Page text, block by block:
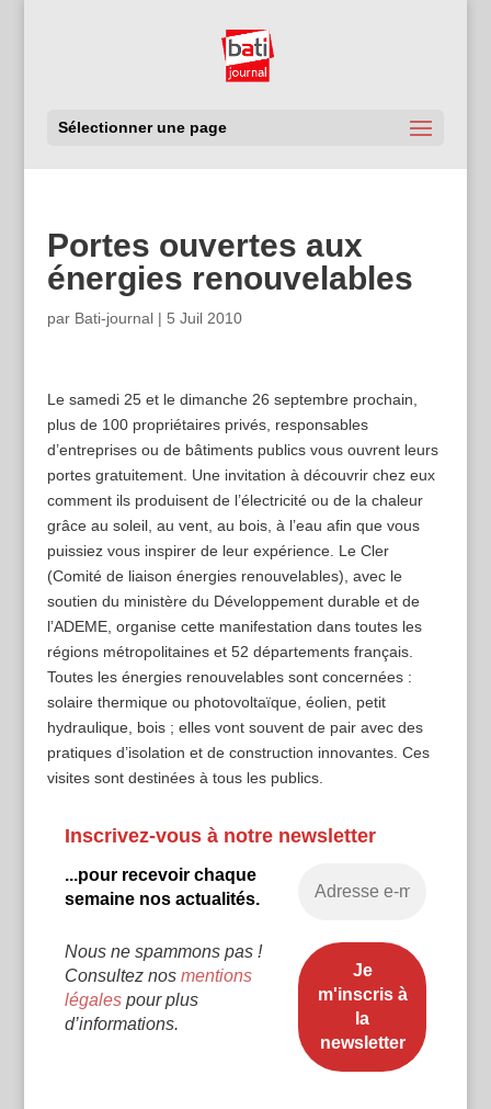
Sélectionner une page
Portes ouvertes aux
énergies renouvelables
par Bati-journal| 5 Juil 2010
Le samedi 25 et le dimanche 26 septembre prochain,
plus de 100 propriétaires privés, responsables
d’entreprises ou de bâtiments publics vous ouvrent leurs
portes gratuitement. Une invitation à découvrir chez eux
comment ils produisent de l’électricité ou de la chaleur
grâce au soleil, au vent, au bois, à l’eau afin que vous
puissiez vous inspirer de leur expérience. Le Cler
(Comité de liaison énergies renouvelables), avec le
soutien du ministère du Développement durable et de
l’ADEME, organise cette manifestation dans toutes les
régions métropolitaines et 52 départements français.
Toutes les énergies renouvelables sont concernées :
solaire thermique ou photovoltaïque, éolien, petit
hydraulique, bois ; elles vont souvent de pair avec des
pratiques d’isolation et de construction innovantes. Ces
visites sont destinées à tous les publics.
Inscrivez-vous à notre newsletter
...pour recevoir chaque
semaine nos actualités.
Nous ne spammons pas !
Consultez nos mentions
légalespour plus
d’informations.